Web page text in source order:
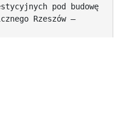
pod budowę
Rzeszów –